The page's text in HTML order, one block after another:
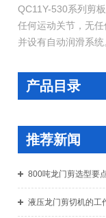
QC11Y-530系列剪
任何运动关节，无
并设有自动润滑系统
产品目录
推荐新闻
800吨龙门剪选型要
液压龙门剪切机的工